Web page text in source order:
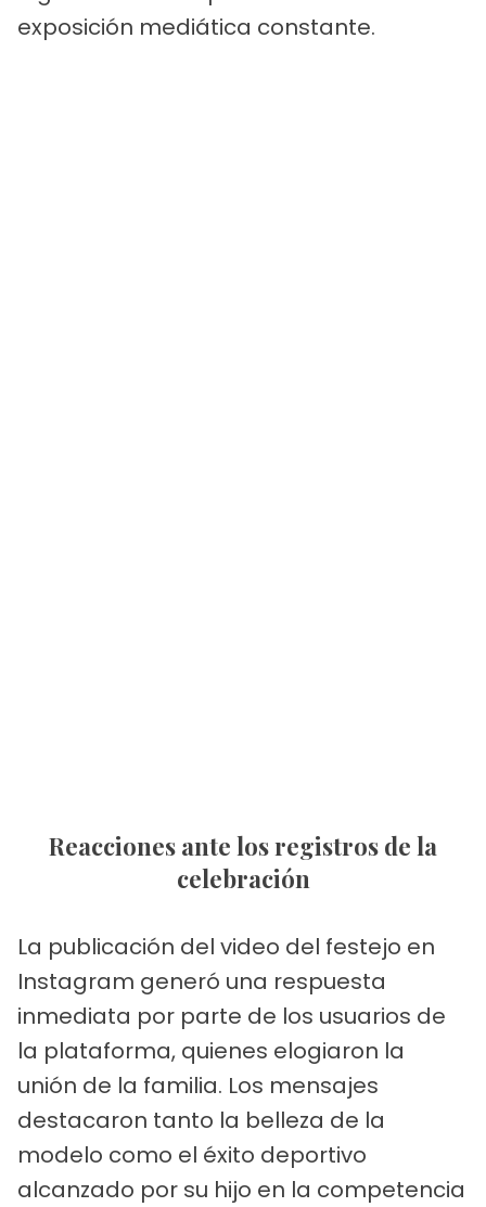
exposición mediática constante.
Reacciones ante los registros de la
celebración
La publicación del video del festejo en
Instagram generó una respuesta
inmediata por parte de los usuarios de
la plataforma, quienes elogiaron la
unión de la familia. Los mensajes
destacaron tanto la belleza de la
modelo como el éxito deportivo
alcanzado por su hijo en la competencia